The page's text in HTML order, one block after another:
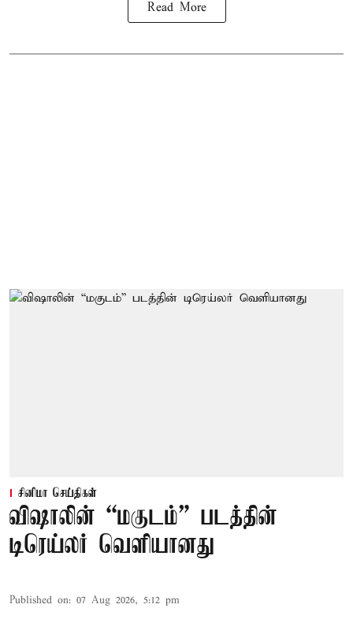
Read More
சினிமா செய்திகள்
விஷாலின் “மகுடம்” படத்தின்
டிரெய்லர் வெளியானது
Published on: 07 Aug 2026, 5:12 pm